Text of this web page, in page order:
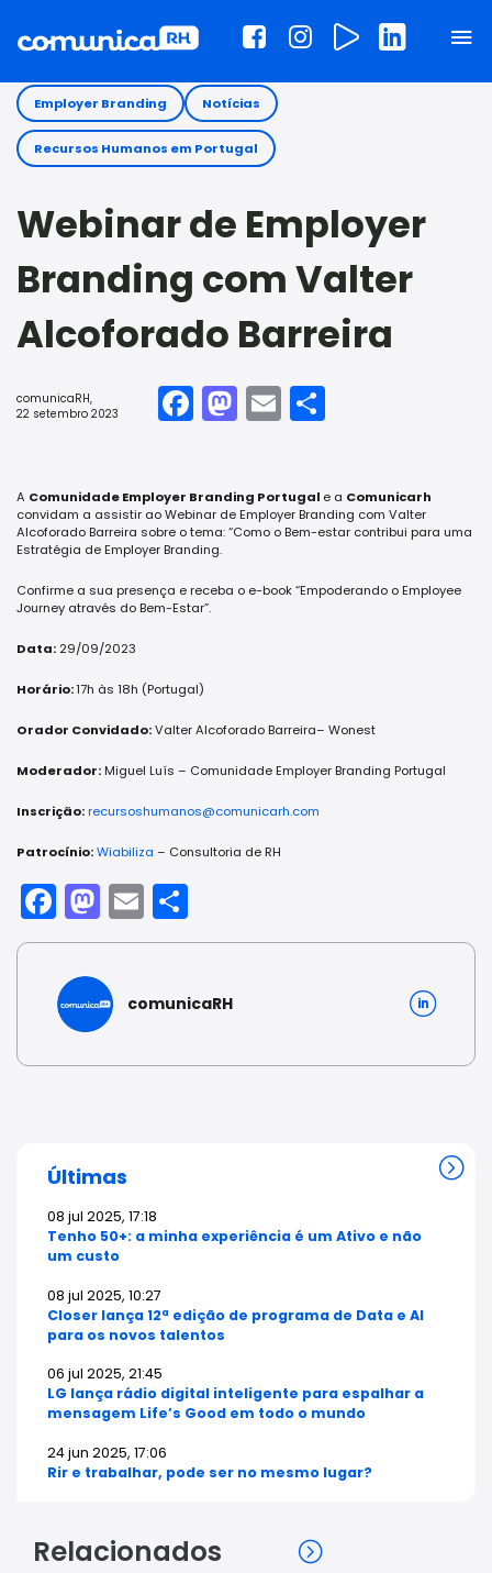
Employer Branding Notícias
Recursos Humanos em Portugal
Webinar de Employer
Branding com Valter
Alcoforado Barreira
comunicaRH
22 setembro 2023
Facebook
Mastodon
EmailShare
A Comunidade Employer Branding Portugal e a Comunicarh
convidam a assistir ao Webinar de Employer Branding com Valter
Alcoforado Barreira sobre o tema: “Como o Bem-estar contribui para uma
Estratégia de Employer Branding.
Confirme a sua presença e receba o e-book “Empoderando o Employee
Journey através do Bem-Estar”.
Data: 29/09/2023
Horário:17h às 18h (Portugal)
Orador Convidado:Valter Alcoforado Barreira– Wonest
Moderador:Miguel Luís – Comunidade Employer Branding Portugal
Inscrição:recursoshumanos@comunicarh.com
Patrocínio:Wiabiliza – Consultoria de RH
Facebook
Mastodon
Email
comunicaRH
Últimas
08 jul 2025, 17:18
Tenho 50+: a minha experiência é um Ativo e não
um custo
08 jul 2025, 10:27
Closer lança 12ª edição de programa de Data e AI
para os novos talentos
06 jul 2025, 21:45
LG lança rádio digital inteligente para espalhar a
mensagem Life’s Good em todo o mundo
24 jun 2025, 17:06
Rir e trabalhar, pode ser no mesmo lugar?
Relacionados